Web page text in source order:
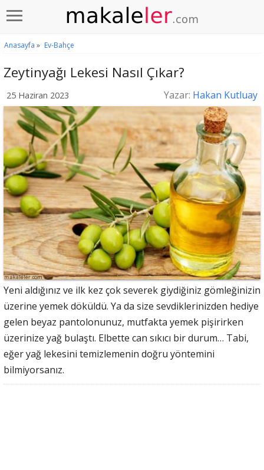
Anasayfa » Ev-Bahçe
Zeytinyağı Lekesi Nasıl Çıkar?
25 Haziran 2023 Yazar: Hakan Kutluay
Yeni aldığınız ve ilk kez çok severek giydiğiniz gömleğinizin
üzerine yemek döküldü. Ya da size sevdiklerinizden hediye
gelen beyaz pantolonunuz, mutfakta yemek pişirirken
üzerinize yağ bulaştı. Elbette can sıkıcı bir durum… Tabi,
eğer yağ lekesini temizlemenin doğru yöntemini
bilmiyorsanız.